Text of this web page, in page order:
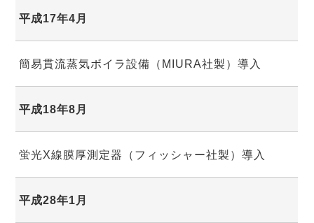
平成17年4月
簡易貫流蒸気ボイラ設備（MIURA社製）導入
平成18年8月
蛍光X線膜厚測定器（フィッシャー社製）導入
平成28年1月